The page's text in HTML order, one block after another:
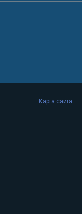
Карта сайта